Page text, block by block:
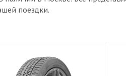
поездки.